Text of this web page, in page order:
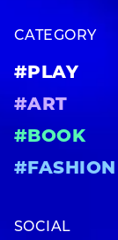
CATEGORY
#PLAY
#ART
#BOOK
#FASHION
SOCIAL